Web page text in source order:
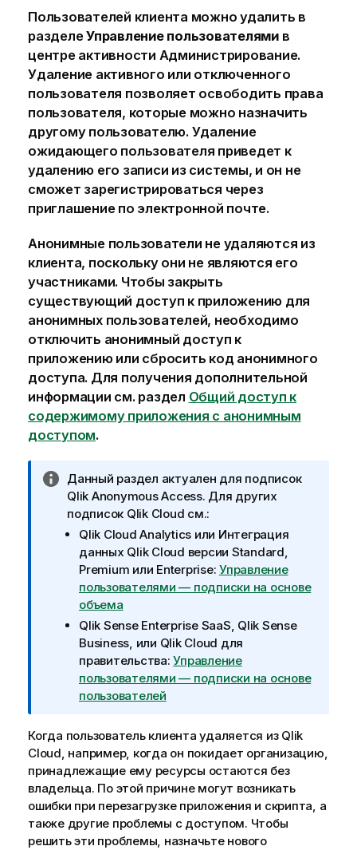
Пользователей клиента можно удалить в
разделеУправление пользователямив
центре активности Администрирование.
Удаление активного или отключенного
пользователя позволяет освободить права
пользователя, которые можно назначить
другому пользователю. Удаление
ожидающего пользователя приведет к
удалению его записи из системы, и он не
сможет зарегистрироваться через
приглашение по электронной почте.
Анонимные пользователи не удаляются из
клиента, поскольку они не являются его
участниками. Чтобы закрыть
существующий доступ к приложению для
анонимных пользователей, необходимо
отключить анонимный доступ к
приложению или сбросить код анонимного
доступа. Для получения дополнительной
информации см. раздел Общий доступ к
содержимому приложения с анонимным
доступом.
П
р
и
м
р
м
а
ц
и
и
Данный раздел актуален для подписок
Qlik Anonymous Access. Для других
подписок Qlik Cloud см.:
Qlik Cloud Analytics или Интеграция
данных Qlik Cloud версии Standard,
Premium или Enterprise: Управление
пользователями — подписки на основе
объема
Qlik Sense Enterprise SaaS, Qlik Sense
Business, или Qlik Cloud для
правительства:Управление
пользователями — подписки на основе
пользователей
Когда пользователь клиента удаляется из Qlik
Cloud, например, когда он покидает организацию,
принадлежащие ему ресурсы остаются без
владельца. По этой причине могут возникать
ошибки при перезагрузке приложения и скрипта, а
также другие проблемы с доступом. Чтобы
решить эти проблемы, назначьте нового